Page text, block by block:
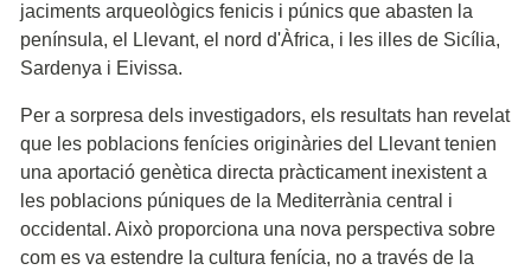
jaciments arqueològics fenicis i púnics que abasten la
península, el Llevant, el nord d'Àfrica, i les illes de Sicília,
Sardenya i Eivissa.
Per a sorpresa dels investigadors, els resultats han revelat
que les poblacions fenícies originàries del Llevant tenien
una aportació genètica directa pràcticament inexistent a
les poblacions púniques de la Mediterrània central i
occidental. Això proporciona una nova perspectiva sobre
com es va estendre la cultura fenícia, no a través de la